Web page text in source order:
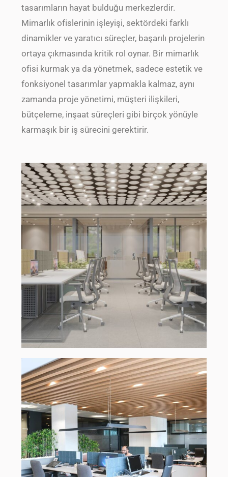
tasarımların hayat bulduğu merkezlerdir.
Mimarlık ofislerinin işleyişi, sektördeki farklı
dinamikler ve yaratıcı süreçler, başarılı projelerin
ortaya çıkmasında kritik rol oynar. Bir mimarlık
ofisi kurmak ya da yönetmek, sadece estetik ve
fonksiyonel tasarımlar yapmakla kalmaz, aynı
zamanda proje yönetimi, müşteri ilişkileri,
bütçeleme, inşaat süreçleri gibi birçok yönüyle
karmaşık bir iş sürecini gerektirir.